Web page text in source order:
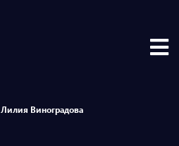
Лилия Виноградова